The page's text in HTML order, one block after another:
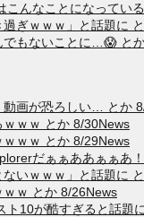
こんなことになってい
ぎｗｗｗ」と話題に
でもないことに…😱 と
動画が恐ろしい… とか
ｗｗ とか 8/30News
ｗｗ とか 8/29News
だぁぁああぁぁあ
ないｗｗｗ」と話題に
ｗ とか 8/26News
ト10が酷すぎると話題